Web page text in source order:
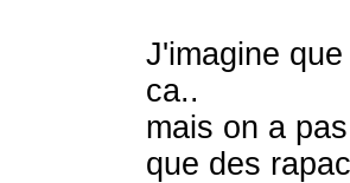
J'imagine
ca..
mais on a
que des